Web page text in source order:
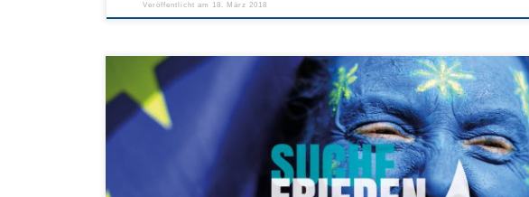
Veröffentlicht am 18. März 2018
Miteinander auf dem Weg zum Frieden sein Freitag 08.00 bis 09.00 St. Joseph, Sankt-Josefs-
(57.E7) Predigt: Wolfgang Steinmetz, Frankfurt/Main Musik: Sebastian Sehr, Darmstadt ->